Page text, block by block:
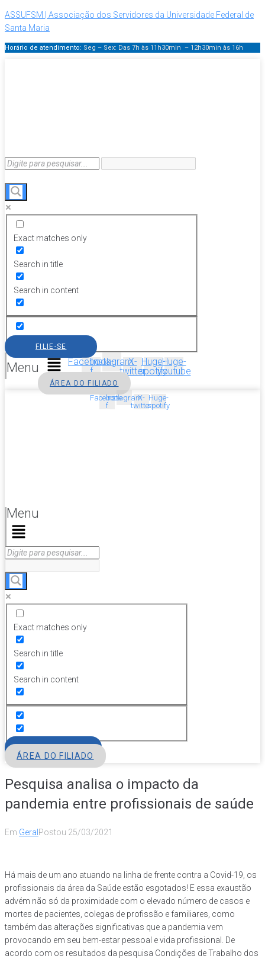
ASSUFSM | Associação dos Servidores da Universidade Federal de
Santa Maria
Horário de atendimento: Seg – Sex: Das 7h às 11h30min – 12h30min às 16h
Exact matches only
Search in title
Search in content
Menu
FILIE-SE
Facebook-
f
InstagramX-
twitter
Huge-
spotify
Huge-
youtube
ÁREA DO FILIADO
Facebook-
f
InstagramX-
twitter
Huge-
spotify
Menu
Exact matches only
Search in title
Search in content
ÁREA DO FILIADO
Pesquisa analisa o impacto da
pandemia entre profissionais de saúde
Em Geral Postou 25/03/2021
Há mais de um ano atuando na linha de frente contra a Covid-19, os
profissionais da área da Saúde estão esgotados! E essa exaustão
advém não só da proximidade com o elevado número de casos e
mortes de pacientes, colegas de profissão e familiares, como
também das alterações significativas que a pandemia vem
provocando em seu bem-estar pessoal e vida profissional. De
acordo com os resultados da pesquisa Condições de Trabalho dos